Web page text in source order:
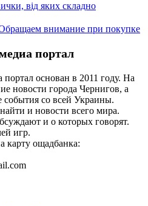
від яких складно
внимание при покупке
портал
основан в 2011 году. На
новости города Чернигов, а
события со всей Украины.
и новости всего мира.
и о которых говорят.
игр.
карту ощадбанка: